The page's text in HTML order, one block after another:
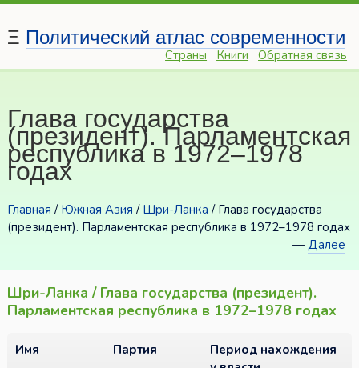
Ξ Политический атлас современности
Страны Книги Обратная связь
Глава государства
(президент). Парламентская
республика в 1972–1978
годах
Главная / Южная Азия / Шри-Ланка / Глава государства
(президент). Парламентская республика в 1972–1978 годах
—Далее
Шри-Ланка / Глава государства (президент).
Парламентская республика в 1972–1978 годах
Имя Партия
Период нахождения